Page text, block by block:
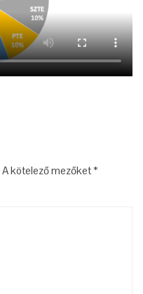
A kötelező mezőket*